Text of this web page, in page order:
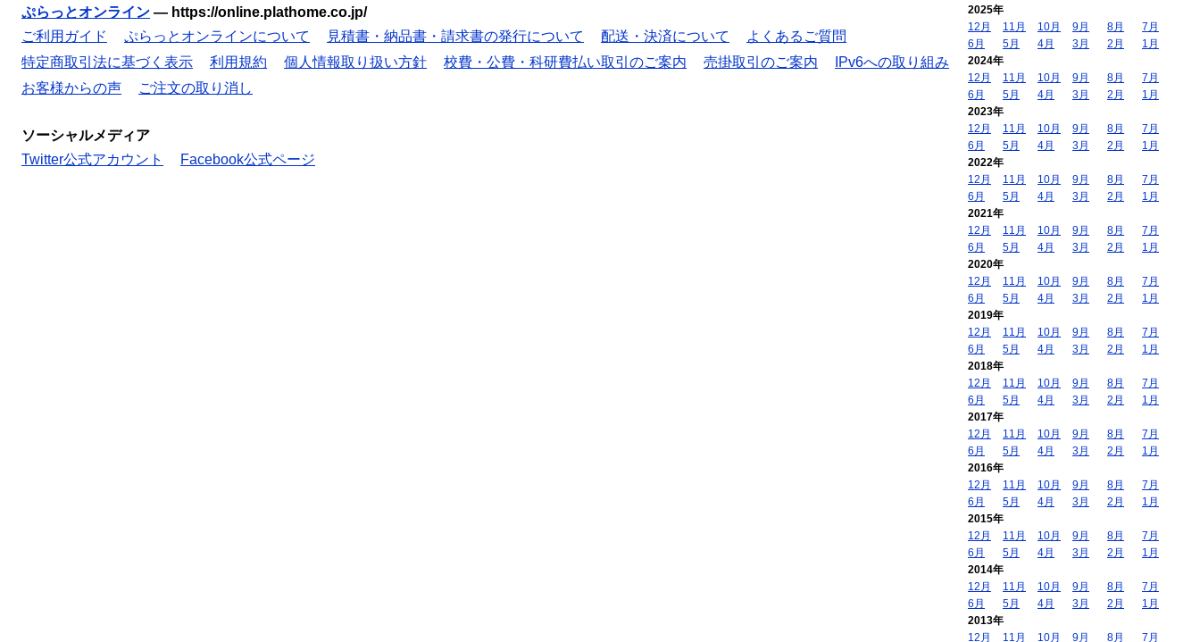
ぷらっとオンライン — https://online.plathome.co.jp/
ご利用ガイド
ぷらっとオンラインについて 見積書・納品書・請求書の発行について 配送・決済について
よくあるご質問
特定商取引法に基づく表示
利用規約 個人情報取り扱い方針 校費・公費・科研費払い取引のご案内 売掛取引のご案内
IPv6への取り組み
お客様からの声
ご注文の取り消し
ソーシャルメディア
Twitter公式アカウント
Facebook公式ページ
2025年
12月
11月 10月 9月 8月
7月
6月
5月 4月 3月 2月
1月
2024年
12月
11月 10月 9月 8月
7月
6月
5月 4月 3月 2月
1月
2023年
12月
11月 10月 9月 8月
7月
6月
5月 4月 3月 2月
1月
2022年
12月
11月 10月 9月 8月
7月
6月
5月 4月 3月 2月
1月
2021年
12月
11月 10月 9月 8月
7月
6月
5月 4月 3月 2月
1月
2020年
12月
11月 10月 9月 8月
7月
6月
5月 4月 3月 2月
1月
2019年
12月
11月 10月 9月 8月
7月
6月
5月 4月 3月 2月
1月
2018年
12月
11月 10月 9月 8月
7月
6月
5月 4月 3月 2月
1月
2017年
12月
11月 10月 9月 8月
7月
6月
5月 4月 3月 2月
1月
2016年
12月
11月 10月 9月 8月
7月
6月
5月 4月 3月 2月
1月
2015年
12月
11月 10月 9月 8月
7月
6月
5月 4月 3月 2月
1月
2014年
12月
11月 10月 9月 8月
7月
6月
5月 4月 3月 2月
1月
2013年
12月
11月 10月 9月 8月 7月